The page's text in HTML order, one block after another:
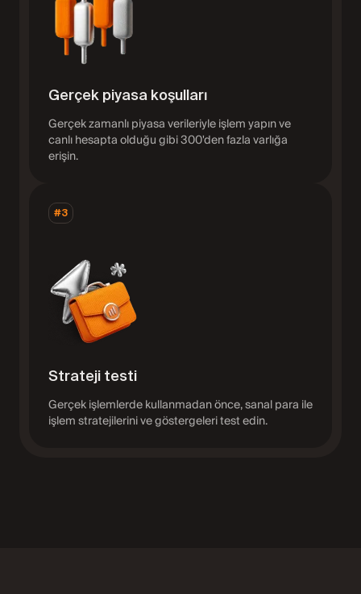
Gerçek piyasa koşulları
Gerçek zamanlı piyasa verileriyle işlem yapın ve
canlı hesapta olduğu gibi 300'den fazla varlığa
erişin.
#3
Strateji testi
Gerçek işlemlerde kullanmadan önce, sanal para ile
işlem stratejilerini ve göstergeleri test edin.